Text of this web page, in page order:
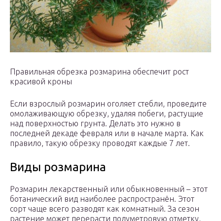
Правильная обрезка розмарина обеспечит рост
красивой кроны
Если взрослый розмарин оголяет стебли, проведите
омолаживающую обрезку, удаляя побеги, растущие
над поверхностью грунта. Делать это нужно в
последней декаде февраля или в начале марта. Как
правило, такую обрезку проводят каждые 7 лет.
Виды розмарина
Розмарин лекарственный или обыкновенный – этот
ботанический вид наиболее распространён. Этот
сорт чаще всего разводят как комнатный. За сезон
растение может перерасти полуметровую отметку,